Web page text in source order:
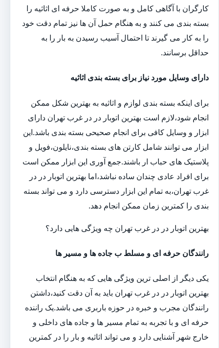
کارگران با آگاهی کامل و به صورت کاملا حرفه ای اثاثیه را
بسته بندی می کنند و به هنگام حمل آن ها نیز تمام دقت خود
را به کار می گیرند تا احتمال آسیب رسیدن به بار را به
حداقل برسانند.
دارای وسایل مورد نیاز برای بسته بندی اثاثیه
برای اینکه بسته بندی لوازم و اثاثیه به بهترین شکل ممکن
انجام شود،لازم است بهترین اتوبار در در غرب تهران دارای
ابزار و وسایل کافی برای انجام صحیحی بسته بندی باشد.این
ابزار می توانند شامل کارتن های بسته بندی،نایلون،فویل و
پلاستیک های حباب ار باشند.جمع آوری این ابزار ممکن است
برای افراد عادی چندان ساده نباشد،اما بهترین اتوبار در در
غرب تهران،به تمام این ابزار دسترسی دارد و می تواند بسته
بندی را کمترین زمان ممکن انجام دهد.
بهترین اتوبار در در غرب تهران چه ویژگی هایی دارد؟
رانندگان حرفه ای و مسلط ب جاده ها و مسیر ها
یکی دیگر از اصلی ترین ویژگی هایی که به هنگام انتخاب
بهترین اتوبار در در غرب تهران باید به آن دقت کنید،داشتن
رانندگان مجرب و خبره در حوزه باربری می باشد.یک راننده
حرفه ای و با تجربه به تمام مسیر ها و جاده های داخلی و
خارج شهر آشنایی دارد و می تواند اثاثیه و بار را در کمترین